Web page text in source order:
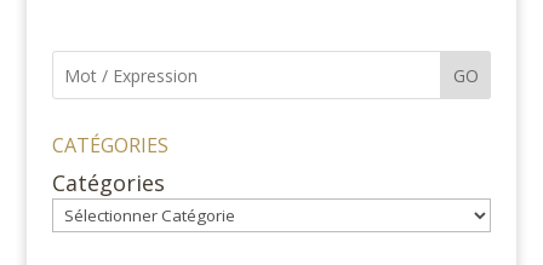
GO
CATÉGORIES
Catégories